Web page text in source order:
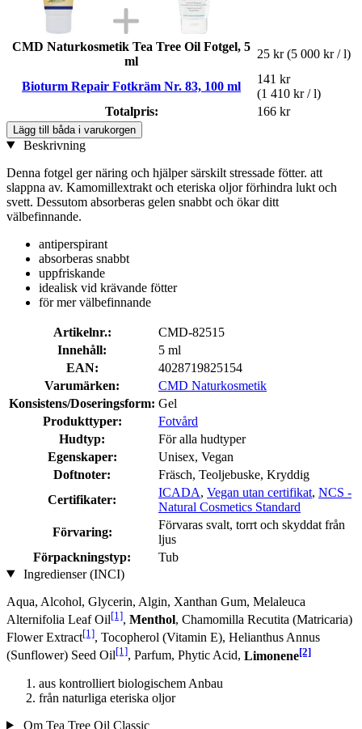
CMD Naturkosmetik Tea Tree Oil Fotgel, 5
ml
25 kr (5 000 kr / l)
Bioturm Repair Fotkräm Nr. 83, 100 ml
141 kr
(1 410 kr / l)
Totalpris:
166 kr
Lägg till båda i varukorgen
Beskrivning
Denna fotgel ger näring och hjälper särskilt stressade fötter. att
slappna av. Kamomillextrakt och eteriska oljor förhindra lukt och
svett. Dessutom absorberas gelen snabbt och ökar ditt
välbefinnande.
antiperspirant
absorberas snabbt
uppfriskande
idealisk vid krävande fötter
för mer välbefinnande
Artikelnr.:
CMD-82515
Innehåll:
5 ml
EAN:
4028719825154
Varumärken:
CMD Naturkosmetik
Konsistens/Doseringsform: Gel
Produkttyper:
Fotvård
Hudtyp:
För alla hudtyper
Egenskaper:
Unisex, Vegan
Doftnoter:
Fräsch, Teoljebuske, Kryddig
Certifikater:
ICADA, Vegan utan certifikat, NCS -
Natural Cosmetics Standard
Förvaring:
Förvaras svalt, torrt och skyddat från
ljus
Förpackningstyp:
Tub
Ingredienser (INCI)
Aqua, Alcohol, Glycerin, Algin, Xanthan Gum, Melaleuca
Alternifolia Leaf Oil[1], Menthol, Chamomilla Recutita (Matricaria)
Flower Extract[1], Tocopherol (Vitamin E), Helianthus Annus
(Sunflower) Seed Oil[1], Parfum, Phytic Acid, Limonene[2]
aus kontrolliert biologischem Anbau
från naturliga eteriska oljor
Om Tea Tree Oil Classic